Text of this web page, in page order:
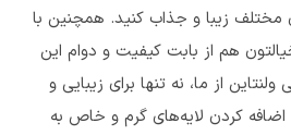
زیبا و جذاب کنید. همچنین با
هم از بابت کیفیت و دوام این
از ما، نه تنها برای زیبایی و
اضافه کردن لایه‌های گرم و خاص به